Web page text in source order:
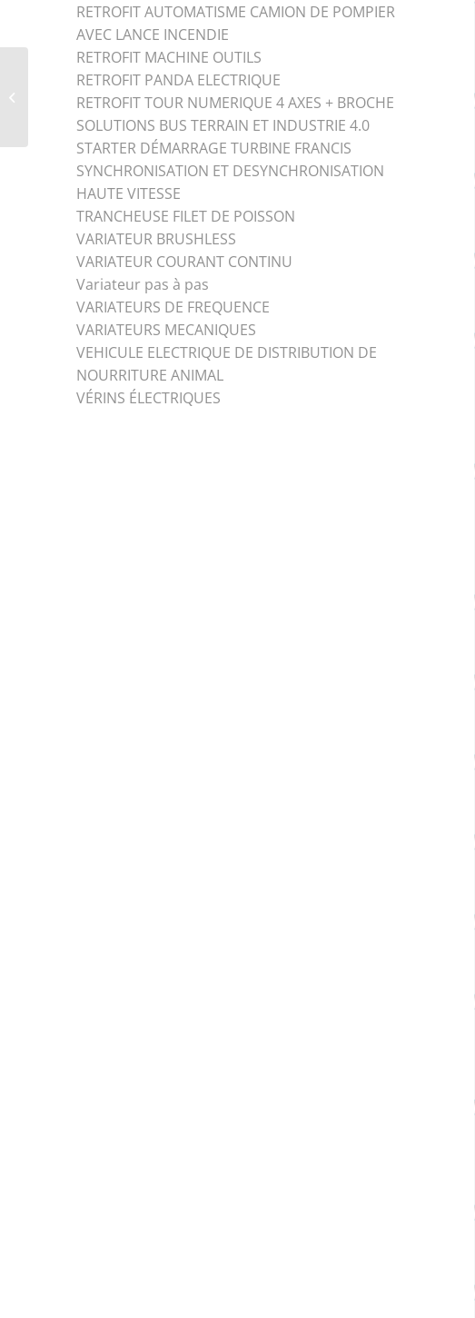
RETROFIT AUTOMATISME CAMION DE POMPIER
AVEC LANCE INCENDIE
RETROFIT MACHINE OUTILS
RETROFIT PANDA ELECTRIQUE
RETROFIT TOUR NUMERIQUE 4 AXES + BROCHE
SOLUTIONS BUS TERRAIN ET INDUSTRIE 4.0
STARTER DÉMARRAGE TURBINE FRANCIS
SYNCHRONISATION ET DESYNCHRONISATION
HAUTE VITESSE
TRANCHEUSE FILET DE POISSON
VARIATEUR BRUSHLESS
VARIATEUR COURANT CONTINU
Variateur pas à pas
VARIATEURS DE FREQUENCE
VARIATEURS MECANIQUES
VEHICULE ELECTRIQUE DE DISTRIBUTION DE
NOURRITURE ANIMAL
VÉRINS ÉLECTRIQUES
ÉLECTROBROCHES –
TMPE BI-ARBRE – de